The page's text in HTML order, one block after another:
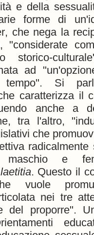
e della
forme di
che nega la
"considerate
storico-
ad
Si
caratterizza il
anche a
tra l'altro,
che
maschio e
. Questo il
vuole
nei tre
del proporre".